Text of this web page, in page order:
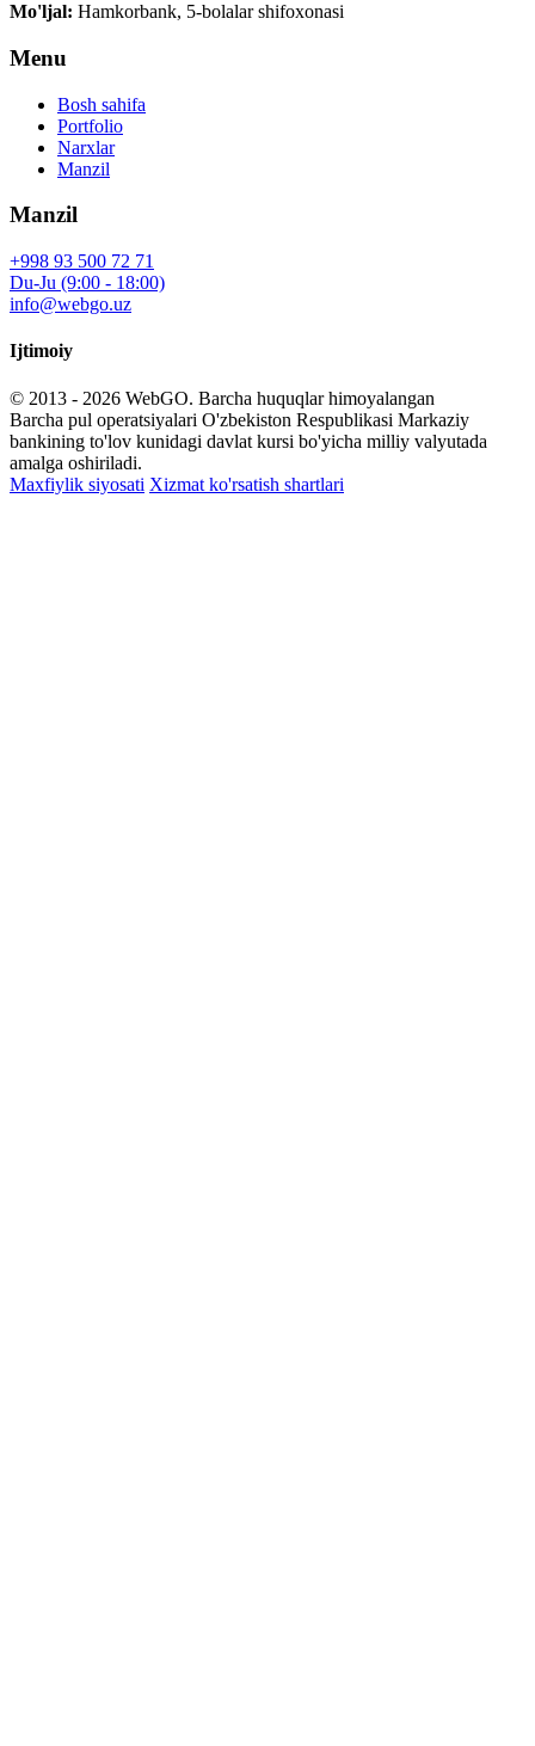
Mo'ljal: Hamkorbank, 5-bolalar shifoxonasi
Menu
Bosh sahifa
Portfolio
Narxlar
Manzil
Manzil
+998 93 500 72 71
Du-Ju (9:00 - 18:00)
info@webgo.uz
Ijtimoiy
© 2013 - 2026 WebGO. Barcha huquqlar himoyalangan
Barcha pul operatsiyalari O'zbekiston Respublikasi Markaziy
bankining to'lov kunidagi davlat kursi bo'yicha milliy valyutada
amalga oshiriladi.
Maxfiylik siyosati Xizmat ko'rsatish shartlari